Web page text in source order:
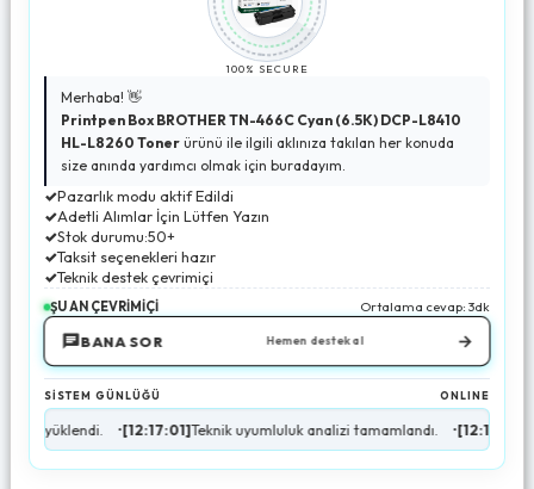
100% SECURE
Merhaba! 👋
Printpen Box BROTHER TN-466C Cyan (6.5K) DCP-L8410
HL-L8260 Toner ürünü ile ilgili aklınıza takılan her konuda
size anında yardımcı olmak için buradayım.
✓Pazarlık modu aktif Edildi
✓Adetli Alımlar İçin Lütfen Yazın
✓Stok durumu:50+
✓Taksit seçenekleri hazır
✓Teknik destek çevrimiçi
ŞU AN ÇEVRİMİÇİ Ortalama cevap: 3dk
BANA SOR Hemen destek al →
SİSTEM GÜNLÜĞÜ ONLINE
[12:17:01] Teknik uyumluluk analizi tamamlandı. •[12:17:02] Stok